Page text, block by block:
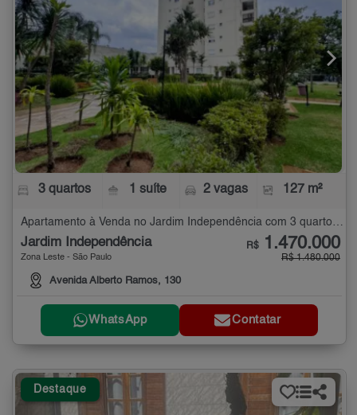
3 quartos 1 suíte 2 vagas 127 m²
Jardim Independência
Zona Leste - São Paulo
Avenida Alberto Ramos, 130
R$ 1.470.000
R$ 1.480.000
WhatsApp Contatar
Destaque